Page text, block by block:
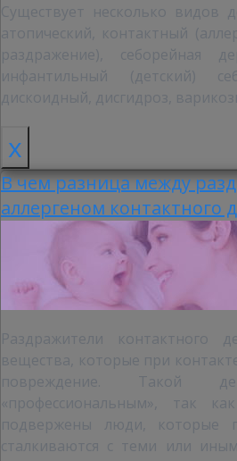
Существует несколько видов
атопический, контактный
раздражение), себорейная
инфантильный (детский)
дискоидный, дисгидроз,
x
В чем разница между
аллергеном контактного
Раздражители
вещества, которые при
повреждение. Такой
«профессиональным», так
подвержены люди, которые
сталкиваются с теми или